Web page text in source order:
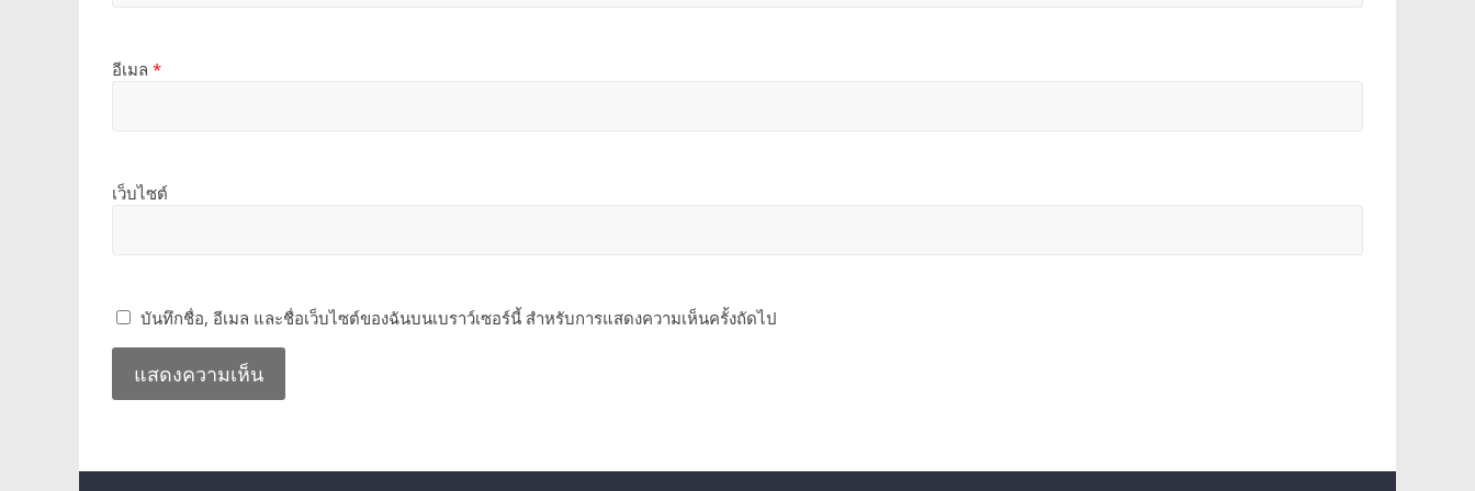
อีเมล *
เว็บไซต์
บันทึกชื่อ, อีเมล และชื่อเว็บไซต์ของฉันบนเบราว์เซอร์นี้ สำหรับการแสดงความเห็นครั้งถัดไป